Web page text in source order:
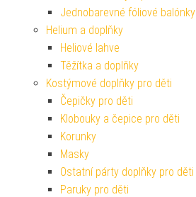
Jednobarevné fóliové balónky
Helium a doplňky
Heliové lahve
Těžítka a doplňky
Kostýmové doplňky pro děti
Čepičky pro děti
Klobouky a čepice pro děti
Korunky
Masky
Ostatní párty doplňky pro děti
Paruky pro děti